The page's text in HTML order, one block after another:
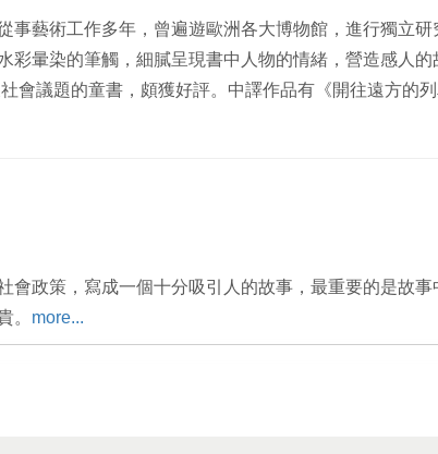
事藝術工作多年，曾遍遊歐洲各大博物館，進行獨立
彩暈染的筆觸，細膩呈現書中人物的情緒，營造感人的
會議題的童書 ，頗獲好評。中譯作品有《開往遠方的
)
會政策，寫成一個十分吸引人的故事，最重要的是故事
。 more...